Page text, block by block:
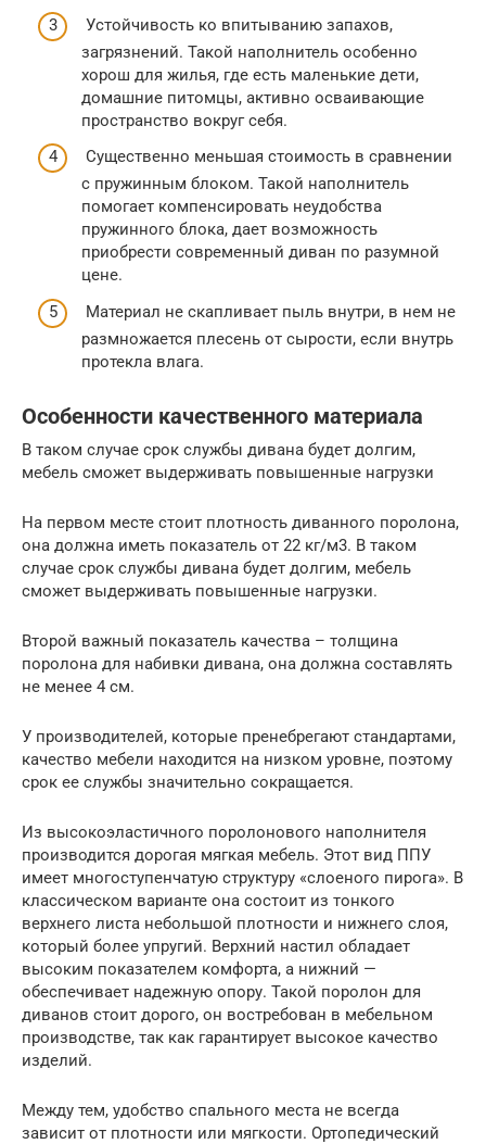
Устойчивость ко впитыванию запахов,
загрязнений. Такой наполнитель особенно
хорош для жилья, где есть маленькие дети,
домашние питомцы, активно осваивающие
пространство вокруг себя.
Существенно меньшая стоимость в сравнении
с пружинным блоком. Такой наполнитель
помогает компенсировать неудобства
пружинного блока, дает возможность
приобрести современный диван по разумной
цене.
Материал не скапливает пыль внутри, в нем не
размножается плесень от сырости, если внутрь
протекла влага.
Особенности качественного материала
В таком случае срок службы дивана будет долгим,
мебель сможет выдерживать повышенные нагрузки
На первом месте стоит плотность диванного поролона,
она должна иметь показатель от 22 кг/м3. В таком
случае срок службы дивана будет долгим, мебель
сможет выдерживать повышенные нагрузки.
Второй важный показатель качества – толщина
поролона для набивки дивана, она должна составлять
не менее 4 см.
У производителей, которые пренебрегают стандартами,
качество мебели находится на низком уровне, поэтому
срок ее службы значительно сокращается.
Из высокоэластичного поролонового наполнителя
производится дорогая мягкая мебель. Этот вид ППУ
имеет многоступенчатую структуру «слоеного пирога». В
классическом варианте она состоит из тонкого
верхнего листа небольшой плотности и нижнего слоя,
который более упругий. Верхний настил обладает
высоким показателем комфорта, а нижний —
обеспечивает надежную опору. Такой поролон для
диванов стоит дорого, он востребован в мебельном
производстве, так как гарантирует высокое качество
изделий.
Между тем, удобство спального места не всегда
зависит от плотности или мягкости. Ортопедический